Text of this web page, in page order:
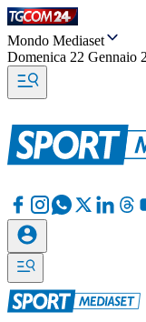
Mondo Mediaset
Domenica 22 Gennaio